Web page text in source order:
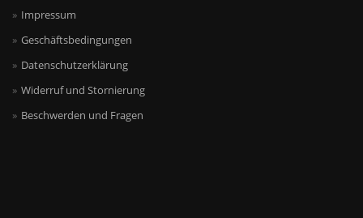
Impressum
Geschäftsbedingungen
Datenschutzerklärung
Widerruf und Stornierung
Beschwerden und Fragen